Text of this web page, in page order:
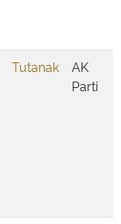
Tutanak
AK
Parti